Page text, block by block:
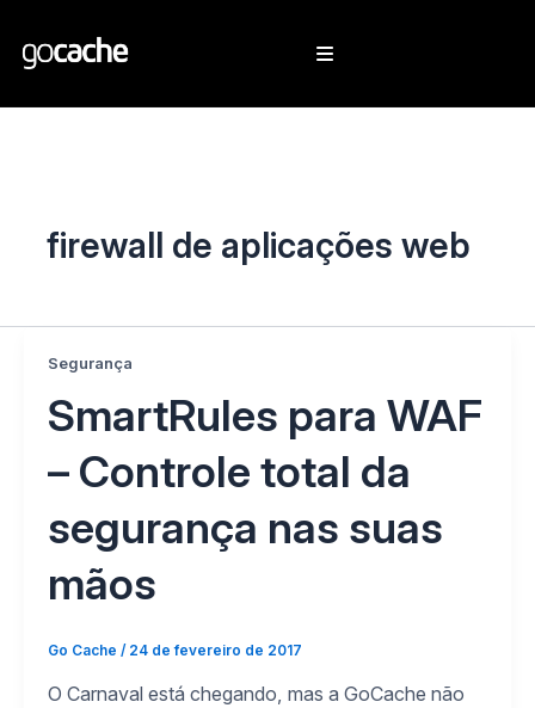
firewall de aplicações web
Segurança
SmartRules para WAF
– Controle total da
segurança nas suas
mãos
Go Cache / 24 de fevereiro de 2017
O Carnaval está chegando, mas a GoCache não